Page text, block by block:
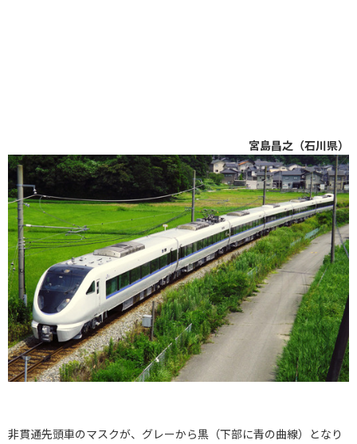
宮島昌之（石川県）
非貫通先頭車のマスクが、グレーから黒（下部に青の曲線）となり